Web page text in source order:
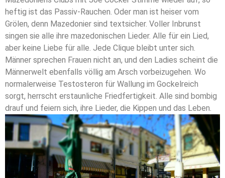
heftig ist das Passiv-Rauchen. Oder man ist heiser vom
Grölen, denn Mazedonier sind textsicher. Voller Inbrunst
singen sie alle ihre mazedonischen Lieder. Alle für ein Lied,
aber keine Liebe für alle. Jede Clique bleibt unter sich.
Männer sprechen Frauen nicht an, und den Ladies scheint die
Männerwelt ebenfalls völlig am Arsch vorbeizugehen. Wo
normalerweise Testosteron für Wallung im Gockelreich
sorgt, herrscht erstaunliche Friedfertigkeit. Alle sind bombig
drauf und feiern sich, ihre Lieder, die Kippen und das Leben.